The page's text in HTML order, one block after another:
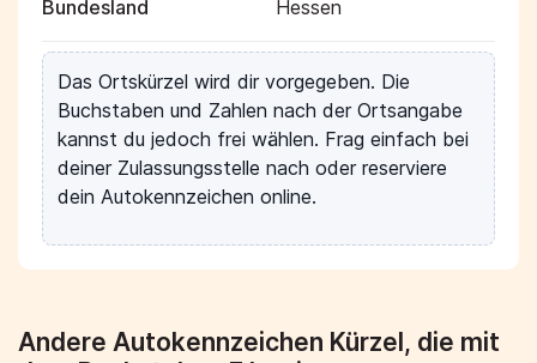
Bundesland Hessen
Das Ortskürzel wird dir vorgegeben. Die
Buchstaben und Zahlen nach der Ortsangabe
kannst du jedoch frei wählen. Frag einfach bei
deiner Zulassungsstelle nach oder reserviere
dein Autokennzeichen online.
Andere Autokennzeichen Kürzel, die mit